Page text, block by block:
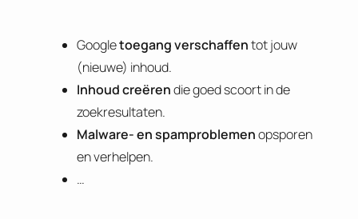
Googletoegang verschaffentot jouw
(nieuwe) inhoud.
Inhoud creërendie goed scoort in de
zoekresultaten.
Malware- en spamproblemenopsporen
en verhelpen.
…